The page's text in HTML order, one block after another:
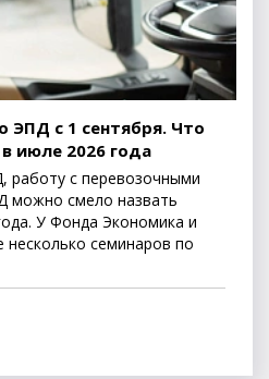
ЭПД с 1 сентября. Что
июле 2026 года
работу с перевозочными
можно смело назвать
У Фонда Экономика и
семинаров по